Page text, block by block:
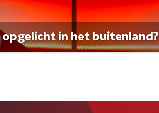
in het buitenland?